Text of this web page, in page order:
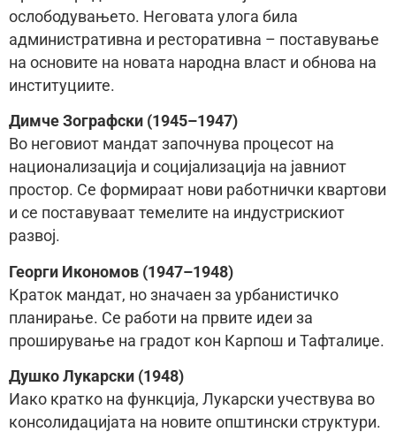
ослободувањето. Неговата улога била
административна и ресторативна – поставување
на основите на новата народна власт и обнова на
институциите.
Димче Зографски (1945–1947)
Во неговиот мандат започнува процесот на
национализација и социјализација на јавниот
простор. Се формираат нови работнички квартови
и се поставуваат темелите на индустрискиот
развој.
Георги Икономов (1947–1948)
Краток мандат, но значаен за урбанистичко
планирање. Се работи на првите идеи за
проширување на градот кон Карпош и Тафталиџе.
Душко Лукарски (1948)
Иако кратко на функција, Лукарски учествува во
консолидацијата на новите општински структури.